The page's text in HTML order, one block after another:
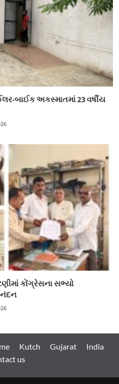
બાઈક અકસ્માતમાં 23 વર્ષીય
કોંગ્રેસના સભ્યો
Kutch Gujarat
India
us